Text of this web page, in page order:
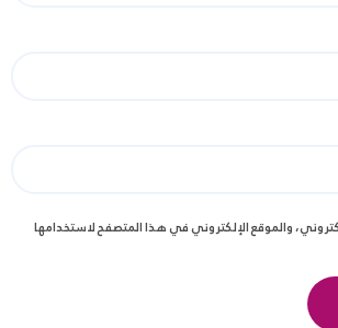
والموقع الإلكتروني في هذا المتصفح لاستخدامها